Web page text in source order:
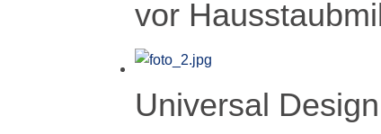
vor
Universal